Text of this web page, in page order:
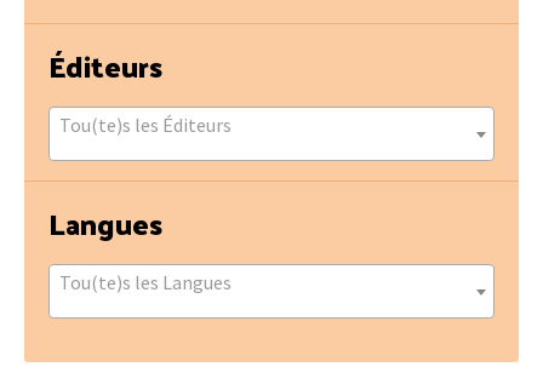
Éditeurs
Tou(te)s les Éditeurs
Langues
Tou(te)s les Langues